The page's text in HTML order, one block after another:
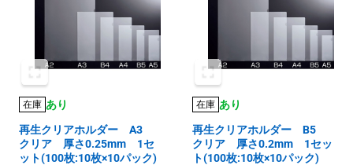
在庫 あり
再生クリアホルダー A3
クリア 厚さ0.25mm 1セ
ット(100枚:10枚×10パック)
在庫 あり
再生クリアホルダー B5
クリア 厚さ0.2mm 1セッ
ト(100枚:10枚×10パック)